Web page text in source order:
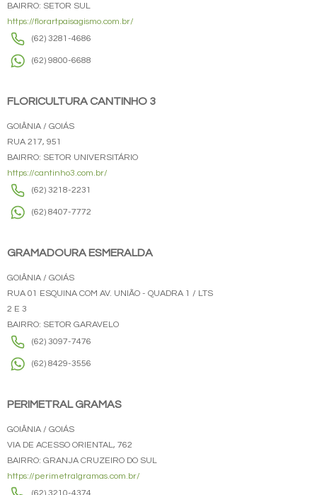
BAIRRO: SETOR SUL
https://florartpaisagismo.com.br/
(62) 3281-4686
(62) 9800-6688
FLORICULTURA CANTINHO 3
GOIÂNIA / GOIÁS
RUA 217, 951
BAIRRO: SETOR UNIVERSITÁRIO
https://cantinho3.com.br/
(62) 3218-2231
(62) 8407-7772
GRAMADOURA ESMERALDA
GOIÂNIA / GOIÁS
RUA 01 ESQUINA COM AV. UNIÃO - QUADRA 1 / LTS
2 E 3
BAIRRO: SETOR GARAVELO
(62) 3097-7476
(62) 8429-3556
PERIMETRAL GRAMAS
GOIÂNIA / GOIÁS
VIA DE ACESSO ORIENTAL, 762
BAIRRO: GRANJA CRUZEIRO DO SUL
https://perimetralgramas.com.br/